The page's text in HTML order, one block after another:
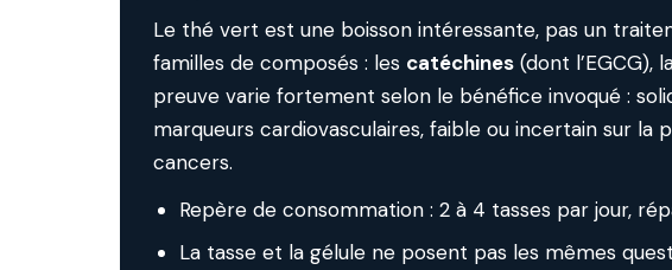
Le thé vert est une boisson intéressante, pas un
familles de composés : les catéchines(dont l’EGCG),
preuve varie fortement selon le bénéfice invoqué :
marqueurs cardiovasculaires, faible ou incertain sur
cancers.
Repère de consommation : 2 à 4 tasses par jour,
La tasse et la gélule ne posent pas les mêmes